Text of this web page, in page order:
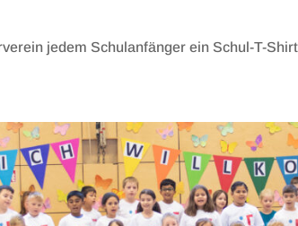
jedem Schulanfänger ein Schul-T-